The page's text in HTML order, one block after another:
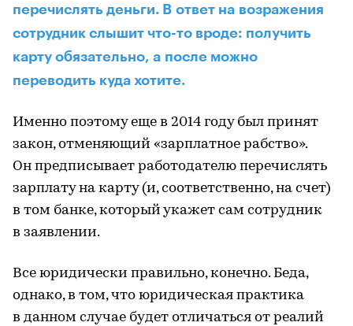
перечислять деньги. В ответ на возражения
сотрудник слышит что-то вроде: получить
карту обязательно, а после можно
переводить куда хотите.
Именно поэтому еще в 2014 году был принят
закон, отменяющий «зарплатное рабство».
Он предписывает работодателю перечислять
зарплату на карту (и, соответственно, на счет)
в том банке, который укажет сам сотрудник
в заявлении.
Все юридически правильно, конечно. Беда,
однако, в том, что юридическая практика
в данном случае будет отличаться от реалий